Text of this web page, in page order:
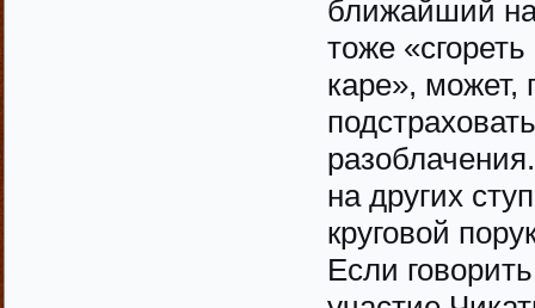
ближайший
тоже
каре», может,
на других
круговой
Если